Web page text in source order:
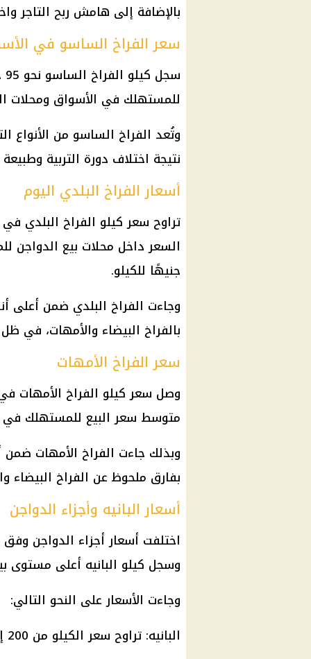
بالإضافة إلى هامش ربح التاجر
سعر الفراخ الساسو في
للمستهلك في الأسواق ومحلات الدواجن من
وتُعد الفراخ الساسو من الأنواع
نتيجة اختلاف دورة التربية
أسعار الفراخ البلدي اليوم
جنيهًا للكيلو.
وجاءت الفراخ البلدي ضمن أعلى
بالفراخ البيضاء والأمهات، في
سعر الفراخ الأمهات
وصل سعر كيلو الفراخ الأمهات
متوسط سعر البيع للمستهلك في الأسواق بين
وبذلك جاءت الفراخ الأمهات ضمن
بفارق ملحوظ عن الفراخ البيضاء
أسعار البانيه وأجزاء الدواجن
اختلفت أسعار أجزاء الدواجن وفق
وسجل كيلو البانيه أعلى مستوى
وجاءت الأسعار على النحو التالي:
البانيه: تراوح سعر الكيلو من 200 إلى 220 جنيهًا.